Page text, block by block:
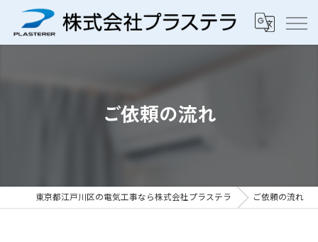
ご依頼の流れ
東京都江戸川区の電気工事なら株式会社プラステラ ご依頼の流れ